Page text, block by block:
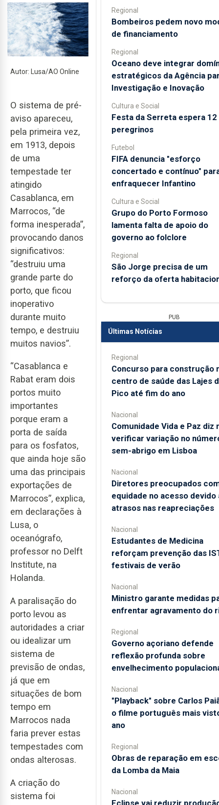
Autor: Lusa/AO Online
O sistema de pré-
aviso apareceu,
pela primeira vez,
em 1913, depois
de uma
tempestade ter
atingido
Casablanca, em
Marrocos, “de
forma inesperada”,
provocando danos
significativos:
“destruiu uma
grande parte do
porto, que ficou
inoperativo
durante muito
tempo, e destruiu
muitos navios”.
“Casablanca e
Rabat eram dois
portos muito
importantes
porque eram a
porta de saída
para os fosfatos,
que ainda hoje são
uma das principais
exportações de
Marrocos”, explica,
em declarações à
Lusa, o
oceanógrafo,
professor no Delft
Institute, na
Holanda.
A paralisação do
porto levou as
autoridades a criar
ou idealizar um
sistema de
previsão de ondas,
já que em
situações de bom
tempo em
Marrocos nada
faria prever estas
tempestades com
ondas alterosas.
A criação do
sistema foi
Regional
Bombeiros pedem novo
de financiamento
Regional
Oceano deve integrar
estratégicos da Agência
Investigação e Inovação
Cultura e Social
Festa da Serreta espera 12
peregrinos
Futebol
FIFA denuncia "esforço
concertado e contínuo"
enfraquecer Infantino
Cultura e Social
Grupo do Porto Formoso
lamenta falta de apoio do
governo ao folclore
Regional
São Jorge precisa de um
reforço da oferta
PUB
Últimas Notícias
Regional
Concurso para construção
centro de saúde das Lajes
Pico até fim do ano
Nacional
Comunidade Vida e Paz diz
verificar variação no
sem-abrigo em Lisboa
Nacional
Diretores preocupados
equidade no acesso devido
atrasos nas reapreciações
Nacional
Estudantes de Medicina
reforçam prevenção das
festivais de verão
Nacional
Ministro garante medidas
enfrentar agravamento do
Regional
Governo açoriano defende
reflexão profunda sobre
envelhecimento
Nacional
"Playback" sobre Carlos
o filme português mais
ano
Regional
Obras de reparação em
da Lomba da Maia
Nacional
Eclipse vai reduzir